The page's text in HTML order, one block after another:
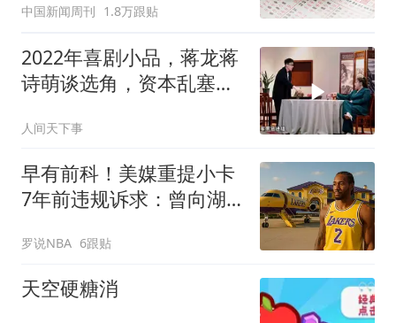
中国新闻周刊 1.8万跟贴
2022年喜剧小品，蒋龙蒋
诗萌谈选角，资本乱塞演
人间天下事
早有前科！美媒重提小卡
7年前违规诉求：曾向湖
罗说NBA 6跟贴
天空硬糖消